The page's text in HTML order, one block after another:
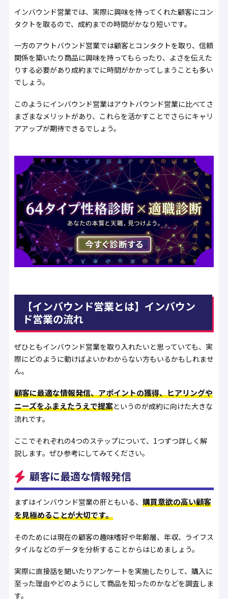
インバウンド営業では、実際に興味を持ってくれた顧客にコン
タクトを取るので、成約までの時間がかなり短いです。
一方のアウトバウンド営業では顧客とコンタクトを取り、信頼
関係を築いたり商品に興味を持ってもらったり、よさを伝えた
りする必要があり成約までに時間がかかってしまうことも多い
でしょう。
このようにインバウンド営業はアウトバウンド営業に比べてさ
まざまなメリットがあり、これらを活かすことでさらにキャリ
アアップが期待できるでしょう。
【インバウンド営業とは】インバウン
ド営業の流れ
ぜひともインバウンド営業を取り入れたいと思っていても、実
際にどのように動けばよいかわからない方もいるかもしれませ
ん。
顧客に最適な情報発信、アポイントの獲得、ヒアリングや
ニーズをふまえたうえで提案というのが成約に向けた大きな
流れです。
ここでそれぞれの4つのステップについて、1つずつ詳しく解
説します。ぜひ参考にしてみてください。
顧客に最適な情報発信
まずはインバウンド営業の肝ともいる、 購買意欲の高い顧客
を見極めることが大切です。
そのためには現在の顧客の趣味嗜好や年齢層、年収、ライフス
タイルなどのデータを分析することからはじめましょう。
実際に直接話を聞いたりアンケートを実施したりして、購入に
至った理由やどのようにして商品を知ったのかなどを調査しま
す。